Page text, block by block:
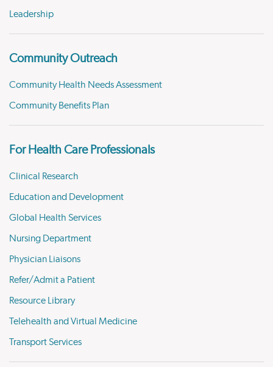
Leadership
Community Outreach
Community Health Needs Assessment
Community Benefits Plan
For Health Care Professionals
Clinical Research
Education and Development
Global Health Services
Nursing Department
Physician Liaisons
Refer/Admit a Patient
Resource Library
Telehealth and Virtual Medicine
Transport Services